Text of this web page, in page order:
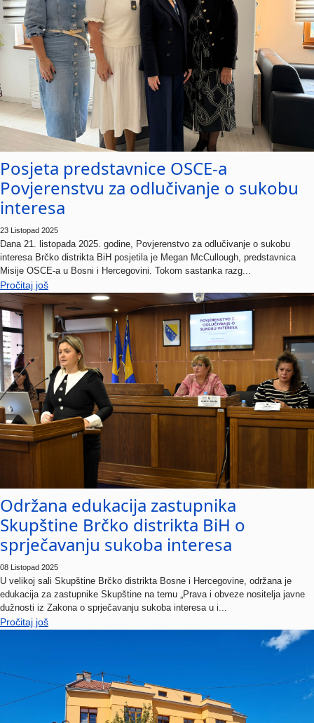
Posjeta predstavnice OSCE-a
Povjerenstvu za odlučivanje o sukobu
interesa
Dana 21. listopada 2025. godine, Povjerenstvo za odlučivanje o sukobu
interesa Brčko distrikta BiH posjetila je Megan McCullough, predstavnica
Misije OSCE-a u Bosni i Hercegovini. Tokom sastanka razg...
Pročitaj još
Održana edukacija zastupnika
Skupštine Brčko distrikta BiH o
sprječavanju sukoba interesa
08 Listopad 2025
U velikoj sali Skupštine Brčko distrikta Bosne i Hercegovine, održana je
edukacija za zastupnike Skupštine na temu „Prava i obveze nositelja javne
dužnosti iz Zakona o sprječavanju sukoba interesa u i...
Pročitaj još